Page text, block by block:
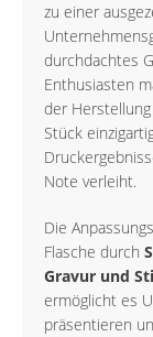
zu einer
durchdachtes
Enthusiasten
der
Stück
Note verleiht.
Die
Flasche durch
Gravur und
ermöglicht es
präsentieren